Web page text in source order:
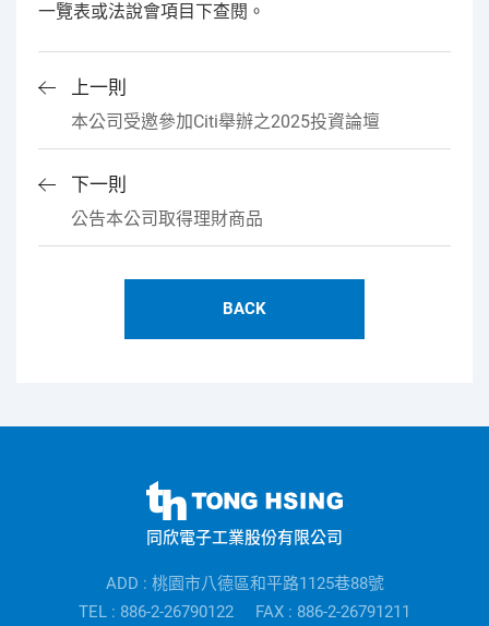
一覽表或法說會項目下查閱。
上一則
本公司受邀參加Citi舉辦之2025投資論壇
下一則
公告本公司取得理財商品
BACK
同欣電子工業股份有限公司
ADD : 桃園市八德區和平路1125巷88號
TEL : 886-2-26790122
FAX : 886-2-26791211